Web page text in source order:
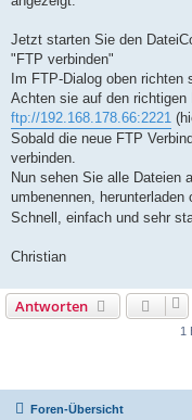
Jetzt starten Sie den
"FTP verbinden"
Im FTP-Dialog oben richten
Achten sie auf den
ftp://192.168.178.66:2221
Sobald die neue FTP
verbinden.
Nun sehen Sie alle Dateien
umbenennen, herunterladen
Schnell, einfach und sehr
Christian
Antworten
1
Foren-Übersicht